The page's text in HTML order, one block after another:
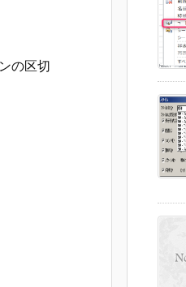
の区切